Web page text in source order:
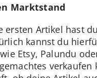
Marktstand
ersten Artikel hast
kannst du
Etsy, Palundu